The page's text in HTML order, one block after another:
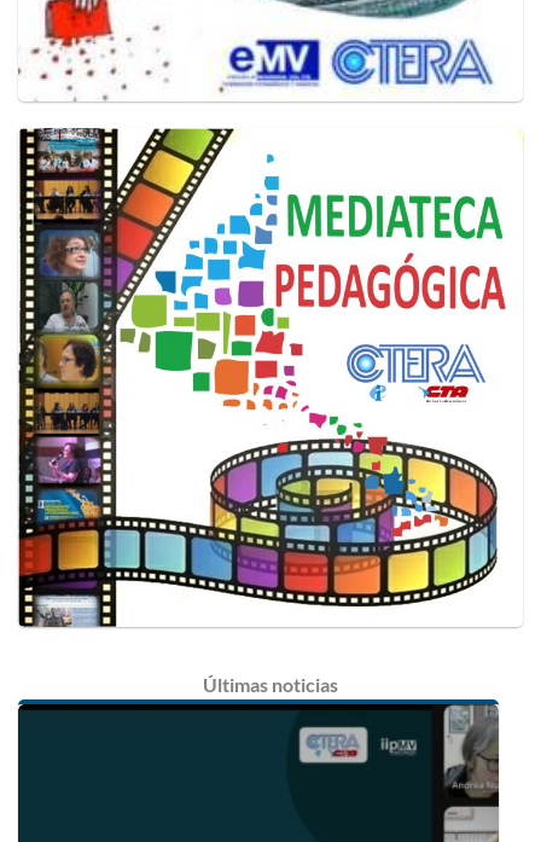
Últimas noticias